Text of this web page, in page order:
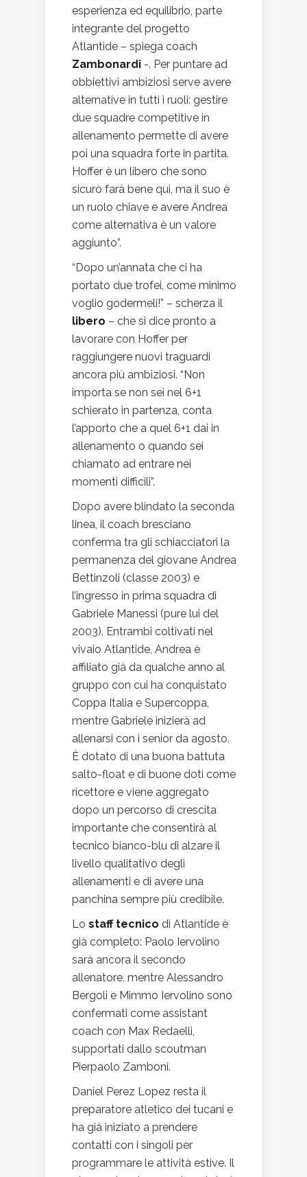
esperienza ed equilibrio, parte
integrante del progetto
Atlantide – spiega coach
Zambonardi -. Per puntare ad
obbiettivi ambiziosi serve avere
alternative in tutti i ruoli: gestire
due squadre competitive in
allenamento permette di avere
poi una squadra forte in partita.
Hoffer è un libero che sono
sicurò farà bene qui, ma il suo è
un ruolo chiave e avere Andrea
come alternativa è un valore
aggiunto”.
“Dopo un’annata che ci ha
portato due trofei, come minimo
voglio godermeli!” – scherza il
libero – che si dice pronto a
lavorare con Hoffer per
raggiungere nuovi traguardi
ancora più ambiziosi. “Non
importa se non sei nel 6+1
schierato in partenza, conta
l’apporto che a quel 6+1 dai in
allenamento o quando sei
chiamato ad entrare nei
momenti difficili”.
Dopo avere blindato la seconda
linea, il coach bresciano
conferma tra gli schiacciatori la
permanenza del giovane Andrea
Bettinzoli (classe 2003) e
l’ingresso in prima squadra di
Gabriele Manessi (pure lui del
2003). Entrambi coltivati nel
vivaio Atlantide, Andrea è
affiliato già da qualche anno al
gruppo con cui ha conquistato
Coppa Italia e Supercoppa,
mentre Gabriele inizierà ad
allenarsi con i senior da agosto.
È dotato di una buona battuta
salto-float e di buone doti come
ricettore e viene aggregato
dopo un percorso di crescita
importante che consentirà al
tecnico bianco-blu di alzare il
livello qualitativo degli
allenamenti e di avere una
panchina sempre più credibile.
Lo staff tecnico di Atlantide è
già completo: Paolo Iervolino
sarà ancora il secondo
allenatore, mentre Alessandro
Bergoli e Mimmo Iervolino sono
confermati come assistant
coach con Max Redaelli,
supportati dallo scoutman
Pierpaolo Zamboni.
Daniel Perez Lopez resta il
preparatore atletico dei tucani e
ha già iniziato a prendere
contatti con i singoli per
programmare le attività estive. Il